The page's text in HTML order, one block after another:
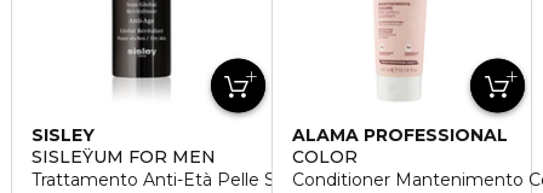
SISLEY
SISLEŸUM FOR MEN
Trattamento Anti-Età Pelle Secca
ALAMA PROFESSIONAL
COLOR
Conditioner Mantenimento